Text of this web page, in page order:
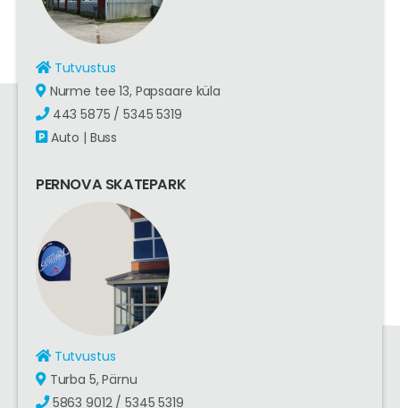
Tutvustus
Nurme tee 13, Papsaare küla
443 5875 / 5345 5319
Auto | Buss
PERNOVA SKATEPARK
Tutvustus
Turba 5, Pärnu
5863 9012 / 5345 5319